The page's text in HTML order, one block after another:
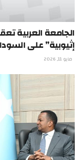
الجامعة العربية
إثيوبية” على
مايو 11, 2026